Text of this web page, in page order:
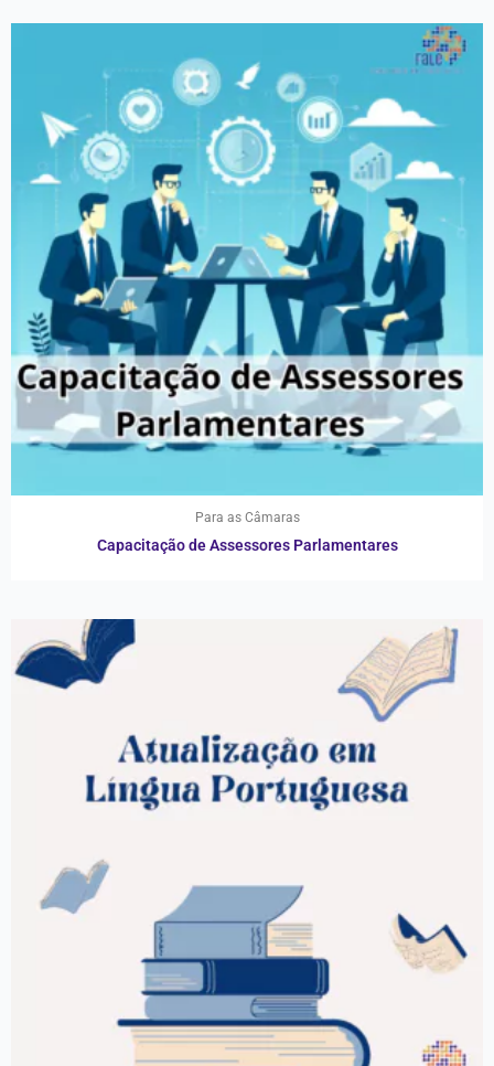
Para as Câmaras
Capacitação de Assessores Parlamentares